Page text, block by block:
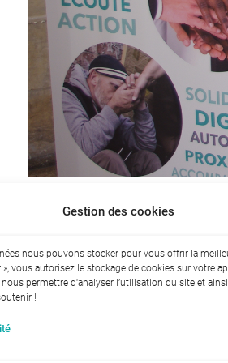
Gestion des cookies
nous pouvons stocker pour vous offrir la
vous autorisez le stockage de cookies sur votre
permettre d'analyser l’utilisation du site et
!
Index de l’égalité professionnelle
Mentions